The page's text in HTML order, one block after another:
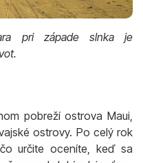
pri západe slnka je
pobreží ostrova Maui,
ostrovy. Po celý rok
určite oceníte, keď sa